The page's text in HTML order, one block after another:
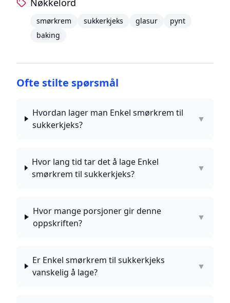
Nøkkelord
smørkrem sukkerkjeks glasur
pynt
baking
Ofte stilte spørsmål
Hvordan lager man Enkel smørkrem til
sukkerkjeks?
▼
Hvor lang tid tar det å lage Enkel
smørkrem til sukkerkjeks?
▼
Hvor mange porsjoner gir denne
oppskriften?
▼
Er Enkel smørkrem til sukkerkjeks
vanskelig å lage?
▼